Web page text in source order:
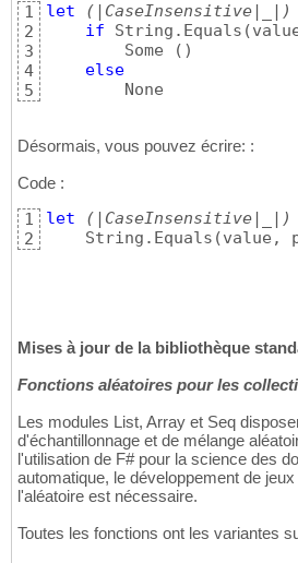
1
2
3
4
5
let (|CaseInsensitive|_|)
if String.Equals (
        Some
( )
else
        None
Désormais, vous pouvez écrire: :
Code :
1
2
let (|CaseInsensitive|_|)
    String.Equals
(value,
Mises à jour de la bibliothèque
Fonctions aléatoires pour les
Les modules List, Array et Seq
d'échantillonnage et de mélange
l'utilisation de F# pour la science des
automatique, le développement de
l'aléatoire est nécessaire.
Toutes les fonctions ont les variantes